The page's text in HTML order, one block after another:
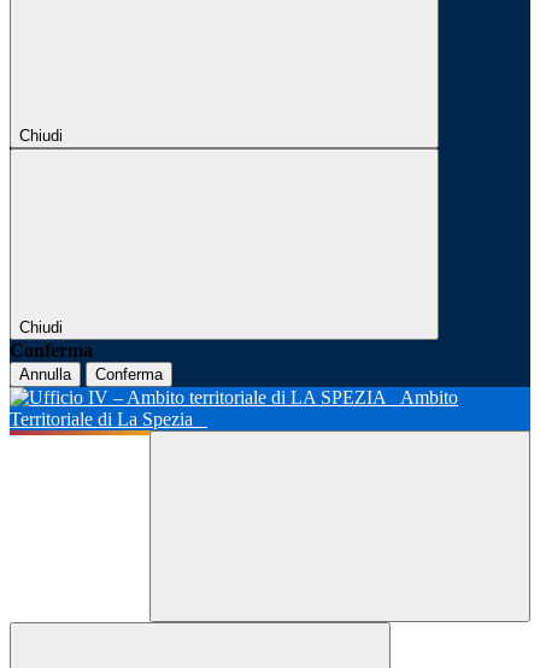
Chiudi
Chiudi
Conferma
Annulla Conferma
Ambito
Territoriale di La Spezia